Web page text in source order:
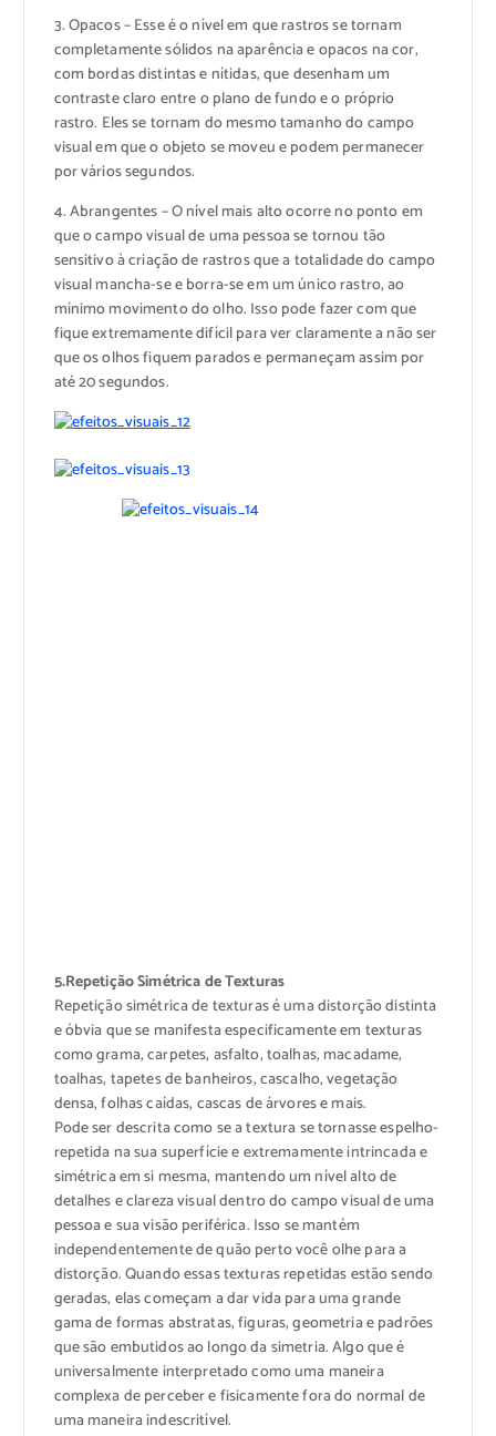
3. Opacos – Esse é o nível em que rastros se tornam
completamente sólidos na aparência e opacos na cor,
com bordas distintas e nítidas, que desenham um
contraste claro entre o plano de fundo e o próprio
rastro. Eles se tornam do mesmo tamanho do campo
visual em que o objeto se moveu e podem permanecer
por vários segundos.
4. Abrangentes – O nível mais alto ocorre no ponto em
que o campo visual de uma pessoa se tornou tão
sensitivo à criação de rastros que a totalidade do campo
visual mancha-se e borra-se em um único rastro, ao
mínimo movimento do olho. Isso pode fazer com que
fique extremamente difícil para ver claramente a não ser
que os olhos fiquem parados e permaneçam assim por
até 20 segundos.
5.Repetição Simétrica de Texturas
Repetição simétrica de texturas é uma distorção distinta
e óbvia que se manifesta especificamente em texturas
como grama, carpetes, asfalto, toalhas, macadame,
toalhas, tapetes de banheiros, cascalho, vegetação
densa, folhas caídas, cascas de árvores e mais.
Pode ser descrita como se a textura se tornasse espelho-
repetida na sua superfície e extremamente intrincada e
simétrica em si mesma, mantendo um nível alto de
detalhes e clareza visual dentro do campo visual de uma
pessoa e sua visão periférica. Isso se mantém
independentemente de quão perto você olhe para a
distorção. Quando essas texturas repetidas estão sendo
geradas, elas começam a dar vida para uma grande
gama de formas abstratas, figuras, geometria e padrões
que são embutidos ao longo da simetria. Algo que é
universalmente interpretado como uma maneira
complexa de perceber e fisicamente fora do normal de
uma maneira indescritível.